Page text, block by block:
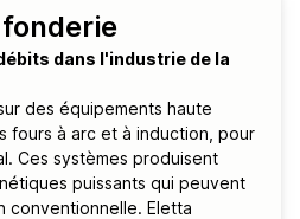
dans l'industrie de la
des équipements haute
fours à arc et à induction, pour
Ces systèmes produisent
puissants qui peuvent
conventionnelle. Eletta